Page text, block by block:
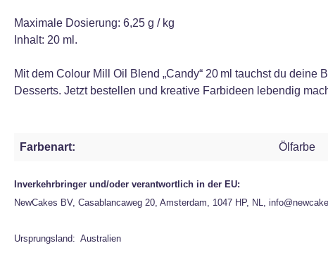
Maximale Dosierung: 6,25 g / kg
Inhalt: 20 ml.
Mit dem Colour Mill Oil Blend „Candy“ 20 ml tauchst du
Desserts. Jetzt bestellen und kreative Farbideen lebendig
Farbenart: Ölfarbe
Inverkehrbringer und/oder verantwortlich in der EU:
NewCakes BV, Casablancaweg 20, Amsterdam, 1047 HP, NL,
Ursprungsland: Australien